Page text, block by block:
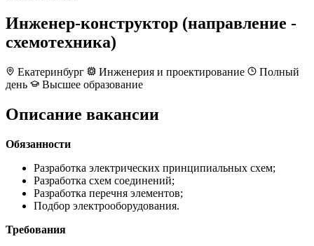
Инженер-конструктор (направление -
схемотехника)
Екатеринбург Инженерия и проектирование
Полный
день
Высшее образование
Описание вакансии
Обязанности
Разработка электрических принципиальных схем;
Разработка схем соединений;
Разработка перечня элементов;
Подбор электрооборудования.
Требования